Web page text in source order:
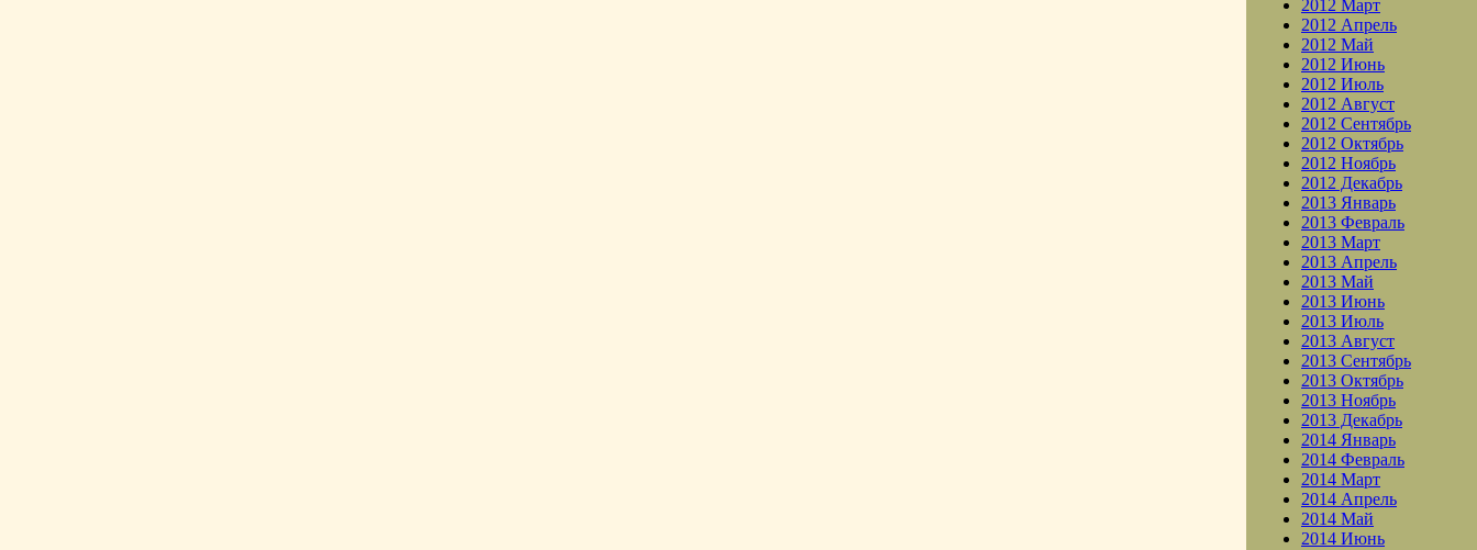
2012 Март
2012 Апрель
2012 Май
2012 Июнь
2012 Июль
2012 Август
2012 Сентябрь
2012 Октябрь
2012 Ноябрь
2012 Декабрь
2013 Январь
2013 Февраль
2013 Март
2013 Апрель
2013 Май
2013 Июнь
2013 Июль
2013 Август
2013 Сентябрь
2013 Октябрь
2013 Ноябрь
2013 Декабрь
2014 Январь
2014 Февраль
2014 Март
2014 Апрель
2014 Май
2014 Июнь